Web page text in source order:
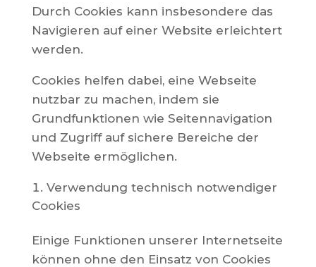
Durch Cookies kann insbesondere das
Navigieren auf einer Website erleichtert
werden.
Cookies helfen dabei, eine Webseite
nutzbar zu machen, indem sie
Grundfunktionen wie Seitennavigation
und Zugriff auf sichere Bereiche der
Webseite ermöglichen.
Verwendung technisch notwendiger
Cookies
Einige Funktionen unserer Internetseite
können ohne den Einsatz von Cookies